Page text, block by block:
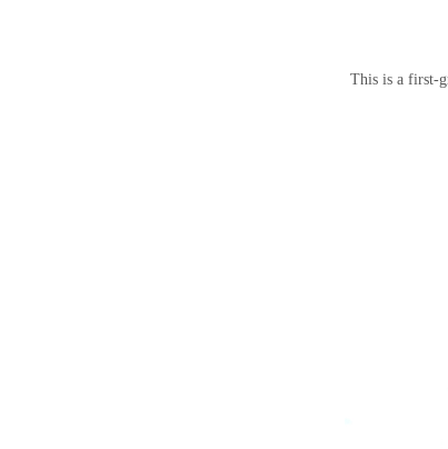
This is a first-